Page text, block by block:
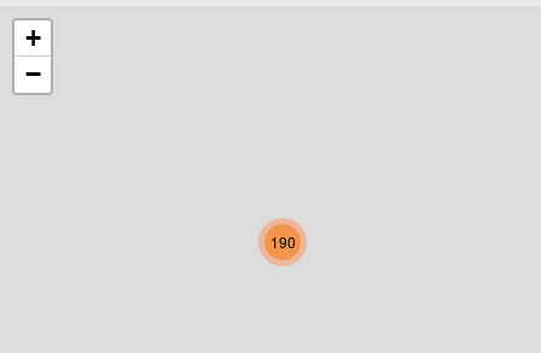
Niederösterreich
Oberösterreich
190
+
−